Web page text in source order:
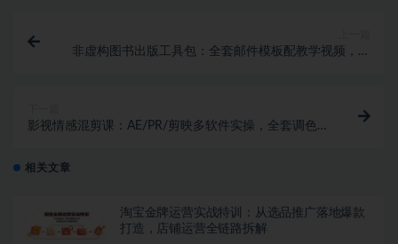
非虚构图书出版工具包：全套邮件模板配教学视频，出
影视情感混剪课：AE/PR/剪映多软件实操，全套调色预
相关文章
淘宝金牌运营实战特训：从选品推广落地爆款
打造，店铺运营全链路拆解